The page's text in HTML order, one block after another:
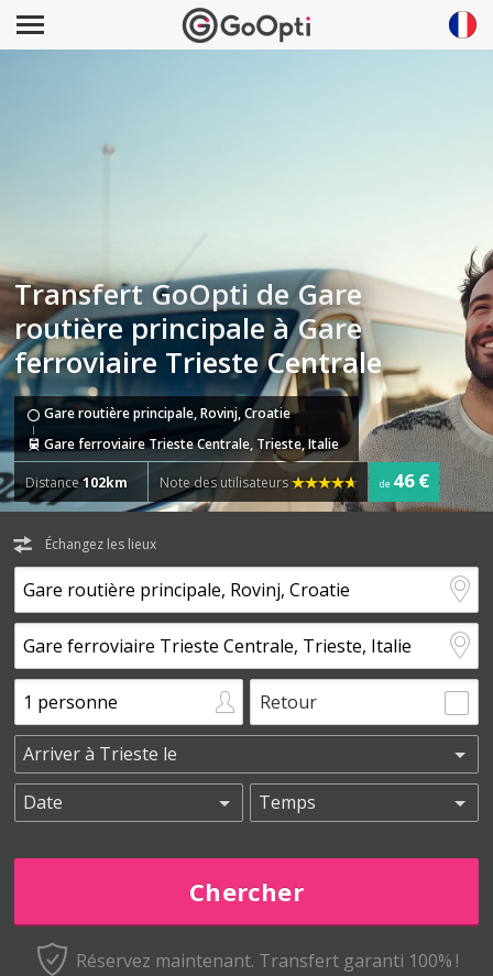
Transfert GoOpti de Gare
routière principale à Gare
ferroviaire Trieste Centrale
Gare routière principale, Rovinj, Croatie
Gare ferroviaire Trieste Centrale, Trieste, Italie
Distance102km Note des utilisateurs de 46 €
Échangez les lieux
Retour
Réservez maintenant. Transfert garanti 100% !